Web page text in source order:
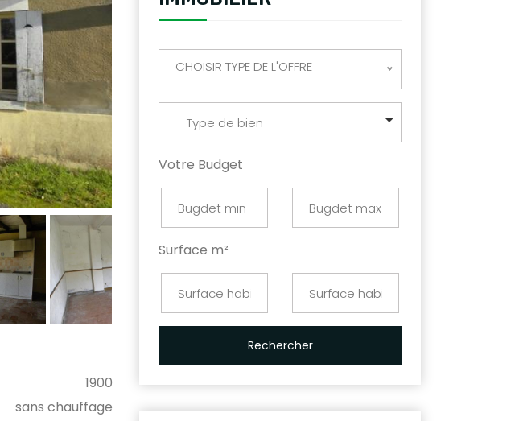
1900
sans chauffage
CHOISIR TYPE DE L'OFFRE
Type de bien
Votre Budget
Surface m²
Rechercher